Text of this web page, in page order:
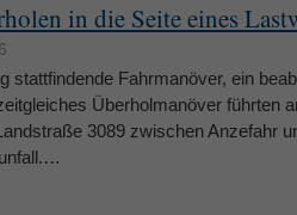
in die Seite eines
stattfindende Fahrmanöver, ein
Überholmanöver führten
3089 zwischen Anzefahr